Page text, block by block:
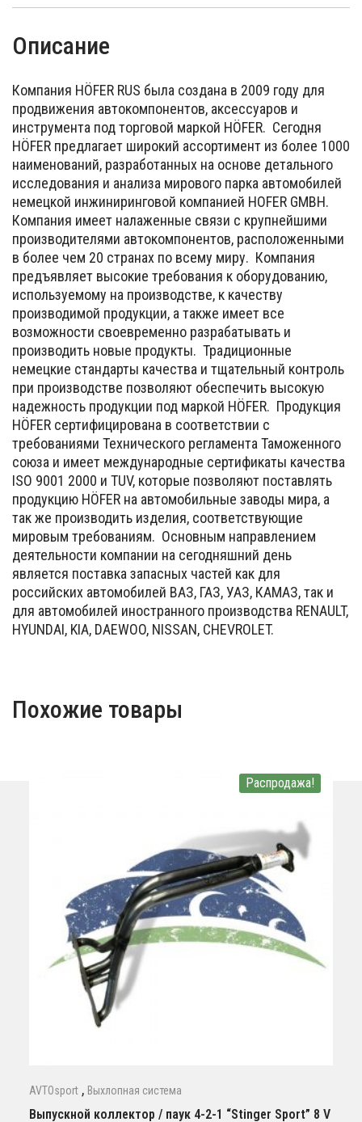
Описание
Компания HÖFER RUS была создана в 2009 году для
продвижения автокомпонентов, аксессуаров и
инструмента под торговой маркой HÖFER. Сегодня
HÖFER предлагает широкий ассортимент из более 1000
наименований, разработанных на основе детального
исследования и анализа мирового парка автомобилей
немецкой инжиниринговой компанией HOFER GMBH.
Компания имеет налаженные связи с крупнейшими
производителями автокомпонентов, расположенными
в более чем 20 странах по всему миру. Компания
предъявляет высокие требования к оборудованию,
используемому на производстве, к качеству
производимой продукции, а также имеет все
возможности своевременно разрабатывать и
производить новые продукты. Традиционные
немецкие стандарты качества и тщательный контроль
при производстве позволяют обеспечить высокую
надежность продукции под маркой HÖFER. Продукция
HÖFER сертифицирована в соответствии с
требованиями Технического регламента Таможенного
союза и имеет международные сертификаты качества
ISO 9001 2000 и TUV, которые позволяют поставлять
продукцию HÖFER на автомобильные заводы мира, а
так же производить изделия, соответствующие
мировым требованиям. Основным направлением
деятельности компании на сегодняшний день
является поставка запасных частей как для
российских автомобилей ВАЗ, ГАЗ, УАЗ, КАМАЗ, так и
для автомобилей иностранного производства RENAULT,
HYUNDAI, KIA, DAEWOO, NISSAN, CHEVROLET.
Похожие товары
Распродажа!
AVTOsport , Выхлопная система
Выпускной коллектор / паук 4-2-1 “Stinger Sport” 8 V